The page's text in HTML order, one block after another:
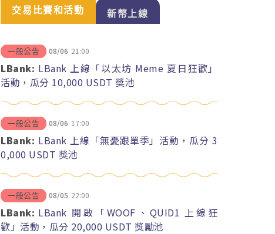
交易比賽和活動 新幣上線
一般公告 08/06 21:00
LBank: LBank 上線「以太坊 Meme 夏日狂歡」
活動，瓜分 10,000 USDT 獎池
一般公告 08/06 17:00
LBank: LBank 上線「無憂跟單季」活動，瓜分 3
0,000 USDT 獎池
一般公告 08/05 22:00
LBank: LBank 開啟「WOOF、QUID1 上線狂
歡」活動，瓜分 20,000 USDT 獎勵池